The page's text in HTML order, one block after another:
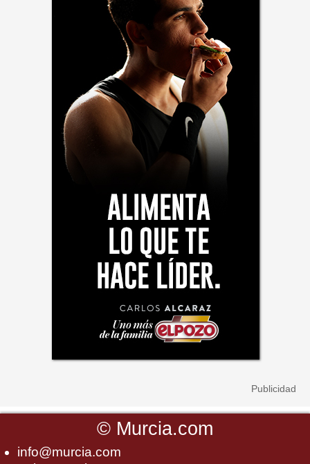
© Murcia.com
info@murcia.com